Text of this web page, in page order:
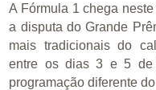
A Fórmula 1 chega
a disputa do Grande
mais tradicionais do
entre os dias 3 e 5 de
programação diferente